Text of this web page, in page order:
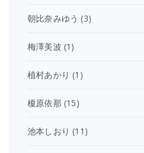
朝比奈みゆう (3)
梅澤美波 (1)
植村あかり (1)
榎原依那 (15)
池本しおり (11)